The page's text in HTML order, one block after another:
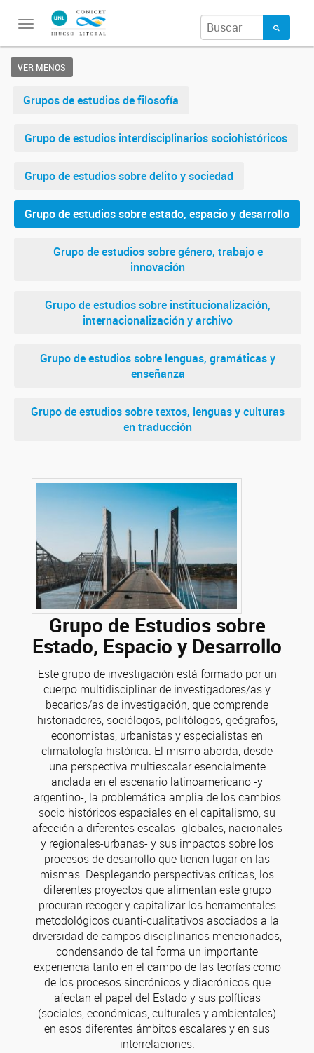
Toggle
VER MENOS
Grupos de estudios de filosofía
Grupo de estudios interdisciplinarios sociohistóricos
Grupo de estudios sobre delito y sociedad
Grupo de estudios sobre estado, espacio y desarrollo
Grupo de estudios sobre género, trabajo e
innovación
Grupo de estudios sobre institucionalización,
internacionalización y archivo
Grupo de estudios sobre lenguas, gramáticas y
enseñanza
Grupo de estudios sobre textos, lenguas y culturas
en traducción
Grupo de Estudios sobre
Estado, Espacio y Desarrollo
Este grupo de investigación está formado por un
cuerpo multidisciplinar de investigadores/as y
becarios/as de investigación, que comprende
historiadores, sociólogos, politólogos, geógrafos,
economistas, urbanistas y especialistas en
climatología histórica. El mismo aborda, desde
una perspectiva multiescalar esencialmente
anclada en el escenario latinoamericano -y
argentino-, la problemática amplia de los cambios
socio históricos espaciales en el capitalismo, su
afección a diferentes escalas -globales, nacionales
y regionales-urbanas- y sus impactos sobre los
procesos de desarrollo que tienen lugar en las
mismas. Desplegando perspectivas críticas, los
diferentes proyectos que alimentan este grupo
procuran recoger y capitalizar los herramentales
metodológicos cuanti-cualitativos asociados a la
diversidad de campos disciplinarios mencionados,
condensando de tal forma un importante
experiencia tanto en el campo de las teorías como
de los procesos sincrónicos y diacrónicos que
afectan el papel del Estado y sus políticas
(sociales, económicas, culturales y ambientales)
en esos diferentes ámbitos escalares y en sus
interrelaciones.